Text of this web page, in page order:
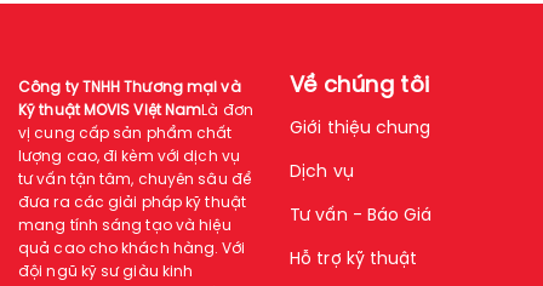
Công ty TNHH Thương mại và
Kỹ thuật MOVIS Việt NamLà đơn
vị cung cấp sản phẩm chất
lượng cao, đi kèm với dịch vụ
tư vấn tận tâm, chuyên sâu để
đưa ra các giải pháp kỹ thuật
mang tính sáng tạo và hiệu
quả cao cho khách hàng. Với
đội ngũ kỹ sư giàu kinh
Về chúng tôi
Giới thiệu chung
Dịch vụ
Tư vấn - Báo Giá
Hỗ trợ kỹ thuật